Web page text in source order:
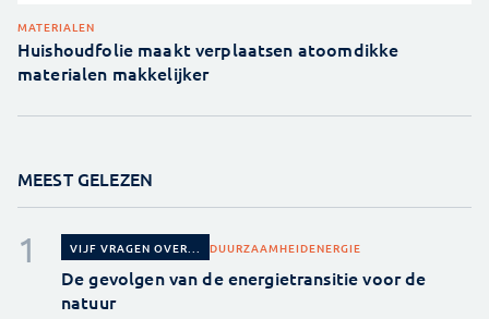
MATERIALEN
Huishoudfolie maakt verplaatsen atoomdikke
materialen makkelijker
MEEST GELEZEN
VIJF VRAGEN OVER... DUURZAAMHEIDENERGIE
De gevolgen van de energietransitie voor de
natuur